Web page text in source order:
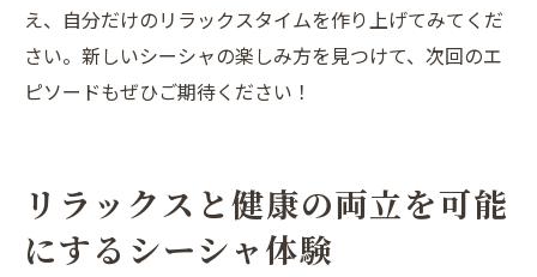
え、自分だけのリラックスタイムを作り上げてみてくだ
さい。新しいシーシャの楽しみ方を見つけて、次回のエ
ピソードもぜひご期待ください！
リラックスと健康の両立を可能
にするシーシャ体験